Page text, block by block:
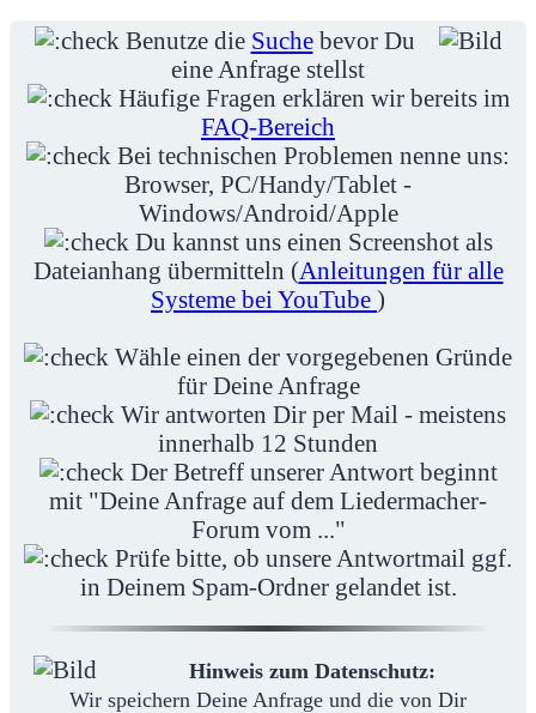
Benutze die Suchebevor Du
eine Anfrage stellst
Häufige Fragen erklären wir bereits im
FAQ-Bereich
Bei technischen Problemen nenne uns:
Browser, PC/Handy/Tablet -
Windows/Android/Apple
Du kannst uns einen Screenshot als
Dateianhang übermitteln (Anleitungen für alle
Systeme bei YouTube )
Wähle einen der vorgegebenen Gründe
für Deine Anfrage
Wir antworten Dir per Mail - meistens
innerhalb 12 Stunden
Der Betreff unserer Antwort beginnt
mit "Deine Anfrage auf dem Liedermacher-
Forum vom ..."
Prüfe bitte, ob unsere Antwortmail ggf.
in Deinem Spam-Ordner gelandet ist.
Hinweis zum Datenschutz:
Wir speichern Deine Anfrage und die von Dir